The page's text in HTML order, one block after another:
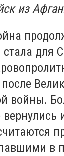
из
стала для
войны.
в